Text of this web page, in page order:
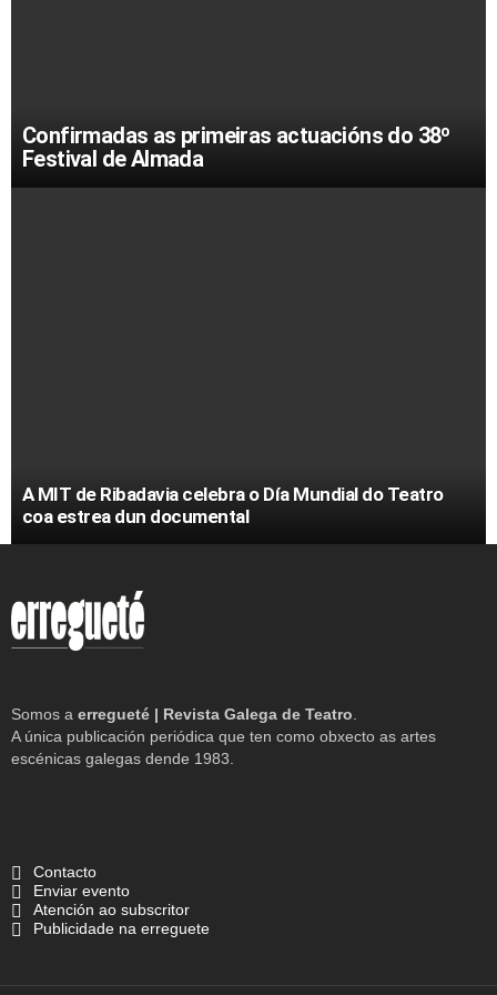
Confirmadas as primeiras actuacións do 38º
Festival de Almada
A MIT de Ribadavia celebra o Día Mundial do Teatro
coa estrea dun documental
Somos a erregueté | Revista Galega de Teatro
A única publicación periódica que ten como obxecto as artes
escénicas galegas dende 1983.
Contacto
Enviar evento
Atención ao subscritor
Publicidade na erreguete